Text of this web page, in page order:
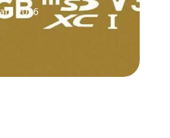
2026